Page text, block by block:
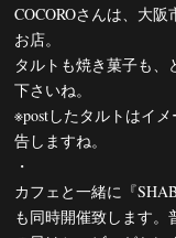
COCOROさんは、大
お店。
タルトも焼き菓子も
下さいね。
※postしたタルトはイ
告しますね。
・
カフェと一緒に『
も同時開催致します。